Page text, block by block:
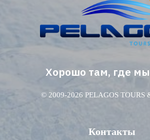
Хорошо там, где мы
© 2009-2026 PELAGOS TOURS
Контакты